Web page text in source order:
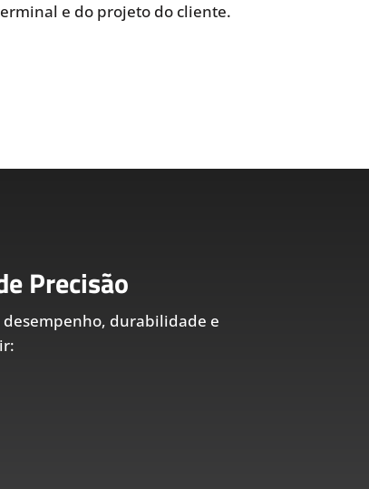
e do projeto do cliente.
Precisão
durabilidade e